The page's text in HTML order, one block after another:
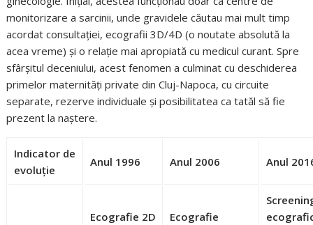
monitorizare a sarcinii, unde gravidele căutau mai mult timp
acordat consultației, ecografii 3D/4D (o noutate absolută la
acea vreme) și o relație mai apropiată cu medicul curant. Spre
sfârșitul deceniului, acest fenomen a culminat cu deschiderea
primelor maternități private din Cluj-Napoca, cu circuite
separate, rezerve individuale și posibilitatea ca tatăl să fie
prezent la naștere.
Indicator de
evoluție
Anul 1996 Anul 2006 Anul
Ecografie 2D
Ecografie